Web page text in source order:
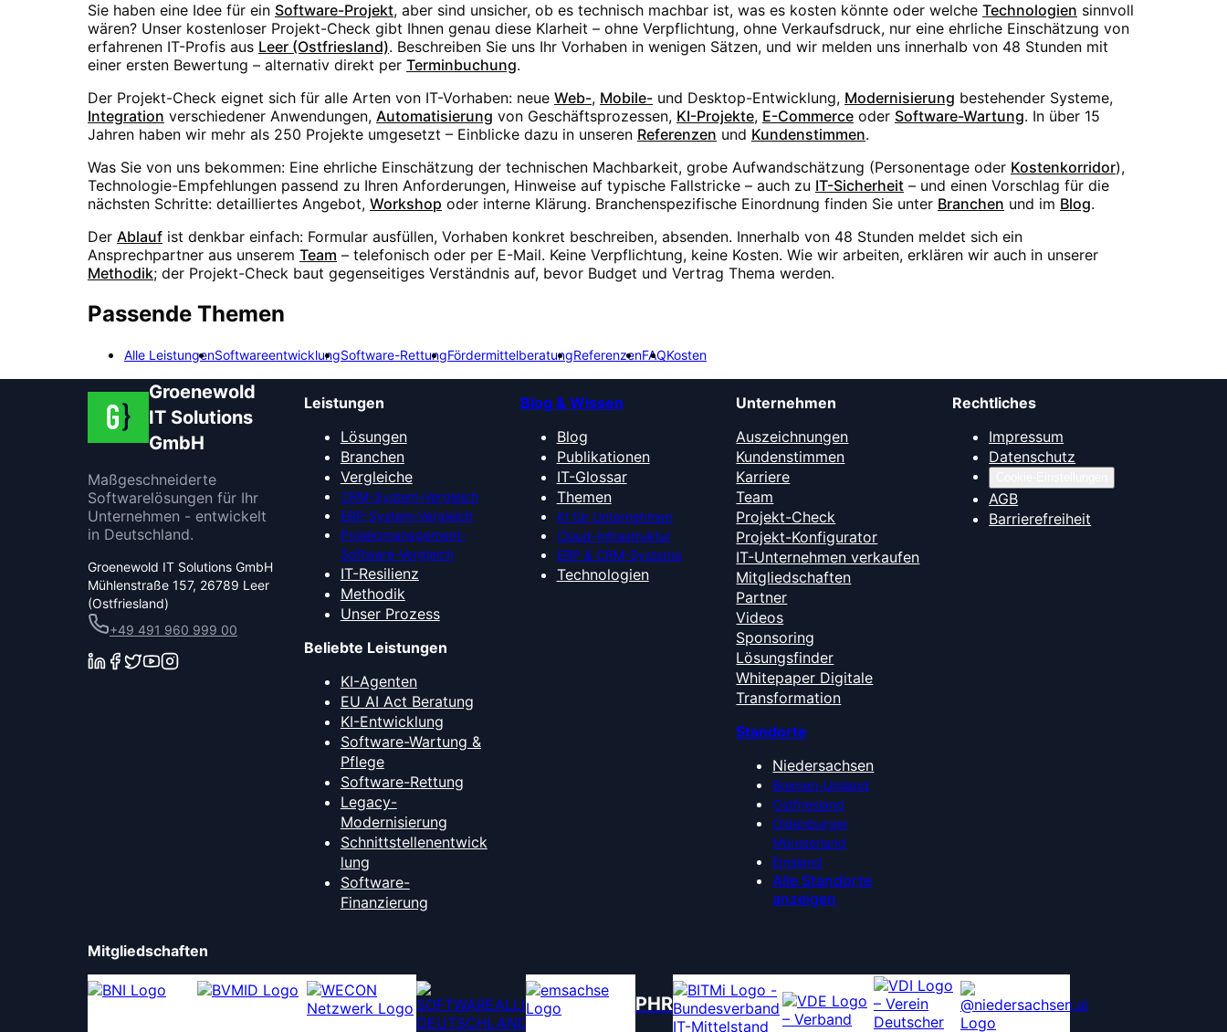
Sie haben eine Idee für ein Software-Projekt, aber sind unsicher, ob es technisch machbar ist, was es kosten könnte oder welche Technologien sinnvoll
wären? Unser kostenloser Projekt-Check gibt Ihnen genau diese Klarheit – ohne Verpflichtung, ohne Verkaufsdruck, nur eine ehrliche Einschätzung von
erfahrenen IT-Profis aus Leer (Ostfriesland). Beschreiben Sie uns Ihr Vorhaben in wenigen Sätzen, und wir melden uns innerhalb von 48 Stunden mit
einer ersten Bewertung – alternativ direkt per Terminbuchung.
Der Projekt-Check eignet sich für alle Arten von IT-Vorhaben: neue Web-, Mobile- und Desktop-Entwicklung, Modernisierung bestehender Systeme,
Integration verschiedener Anwendungen, Automatisierung von Geschäftsprozessen, KI-Projekte, E-Commerce oder Software-Wartung. In über 15
Jahren haben wir mehr als 250 Projekte umgesetzt – Einblicke dazu in unseren Referenzen und Kundenstimmen.
Was Sie von uns bekommen: Eine ehrliche Einschätzung der technischen Machbarkeit, grobe Aufwandschätzung (Personentage oder Kostenkorridor),
Technologie-Empfehlungen passend zu Ihren Anforderungen, Hinweise auf typische Fallstricke – auch zu IT-Sicherheit – und einen Vorschlag für die
nächsten Schritte: detailliertes Angebot, Workshop oder interne Klärung. Branchenspezifische Einordnung finden Sie unter Branchen und im Blog.
Der Ablauf ist denkbar einfach: Formular ausfüllen, Vorhaben konkret beschreiben, absenden. Innerhalb von 48 Stunden meldet sich ein
Ansprechpartner aus unserem Team – telefonisch oder per E-Mail. Keine Verpflichtung, keine Kosten. Wie wir arbeiten, erklären wir auch in unserer
Methodik; der Projekt-Check baut gegenseitiges Verständnis auf, bevor Budget und Vertrag Thema werden.
Passende Themen
Alle LeistungenSoftwareentwicklungSoftware-RettungFördermittelberatungReferenzenFAQKosten
Groenewold
IT Solutions
GmbH
Maßgeschneiderte
Softwarelösungen für Ihr
Unternehmen - entwickelt
in Deutschland.
Groenewold IT Solutions GmbH
Mühlenstraße 157, 26789 Leer
(Ostfriesland)
+49 491 960 999 00
Leistungen
Lösungen
Branchen
Vergleiche
CRM-System-Vergleich
ERP-System-Vergleich
Projektmanagement-
Software-Vergleich
IT-Resilienz
Methodik
Unser Prozess
Beliebte Leistungen
KI-Agenten
EU AI Act Beratung
KI-Entwicklung
Software-Wartung &
Pflege
Software-Rettung
Legacy-
Modernisierung
Schnittstellenentwick
lung
Software-
Finanzierung
Blog & Wissen
Blog
Publikationen
IT-Glossar
Themen
KI für Unternehmen
Cloud-Infrastruktur
ERP & CRM-Systeme
Technologien
Unternehmen
Auszeichnungen
Kundenstimmen
Karriere
Team
Projekt-Check
Projekt-Konfigurator
IT-Unternehmen verkaufen
Mitgliedschaften
Partner
Videos
Sponsoring
Lösungsfinder
Whitepaper Digitale
Transformation
Standorte
Niedersachsen
Bremen-Umland
Ostfriesland
Oldenburger
Münsterland
Emsland
Alle Standorte
anzeigen
Rechtliches
Impressum
Datenschutz
AGB
Barrierefreiheit
Mitgliedschaften
PHR